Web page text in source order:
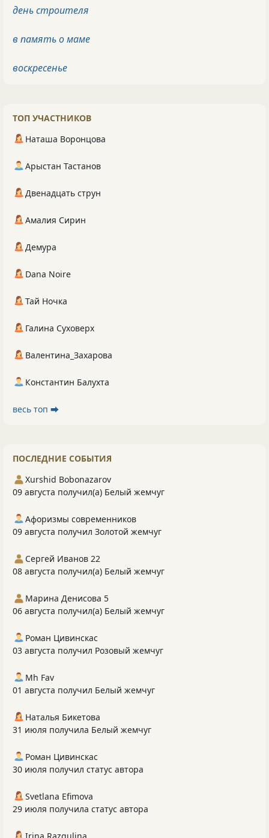
день строителя
в память о маме
воскресенье
ТОП УЧАСТНИКОВ
Наташа Воронцова
Арыстан Тастанов
Двенадцать струн
Амалия Сирин
Демура
Dana Noire
Тай Ночка
Галина Суховерх
Валентина_Захарова
Константин Балухта
весь топ ⮕
ПОСЛЕДНИЕ СОБЫТИЯ
Xurshid Bobonazarov
09 августа получил(а) Белый жемчуг
Афоризмы современников
09 августа получил Золотой жемчуг
Сергей Иванов 22
08 августа получил(а) Белый жемчуг
Марина Денисова 5
06 августа получил(а) Белый жемчуг
Роман Цивинскас
03 августа получил Розовый жемчуг
Mh Fav
01 августа получил Белый жемчуг
Наталья Бикетова
31 июля получила Белый жемчуг
Роман Цивинскас
30 июля получил статус автора
Svetlana Efimova
29 июля получила статус автора